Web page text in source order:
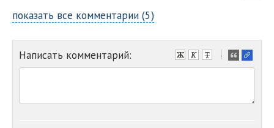
показать все комментарии (5)
Написать комментарий:
-
-
-